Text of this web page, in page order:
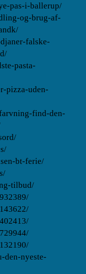
pas-i-ballerup/
og-brug-af-
falske-
pasta-
pizza-uden-
find-den-
bt-ferie/
tilbud/
den-nyeste-